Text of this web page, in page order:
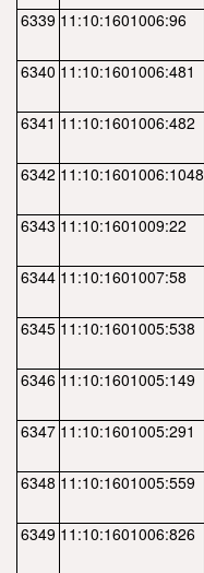
6339 11:10:1601006:96
6340 11:10:1601006:481
6341 11:10:1601006:482
6342 11:10:1601006:1048
6343 11:10:1601009:22
6344 11:10:1601007:58
6345 11:10:1601005:538
6346 11:10:1601005:149
6347 11:10:1601005:291
6348 11:10:1601005:559
6349 11:10:1601006:826